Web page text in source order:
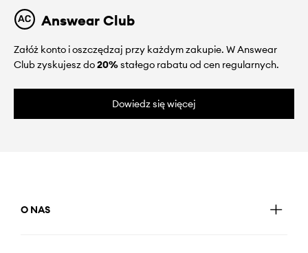
Answear Club
Załóż konto i oszczędzaj przy każdym zakupie. W Answear
Club zyskujesz do20%stałego rabatu od cen regularnych.
Dowiedz się więcej
O NAS